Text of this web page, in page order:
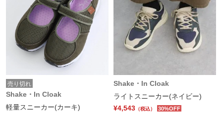
売り切れ
Shake・In Cloak
軽量スニーカー(カーキ)
Shake・In Cloak
ライトスニーカー(ネイビー)
¥4,543 （税込） 30%OFF